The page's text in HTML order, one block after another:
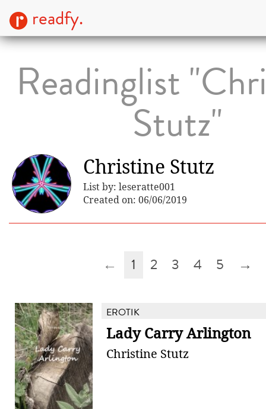
readfy.
Readinglist
Stutz"
Christine Stutz
List by: leseratte001
Created on: 06/06/2019
← 1 2 3 4 5 →
EROTIK
Lady Carry Arlington
Christine Stutz